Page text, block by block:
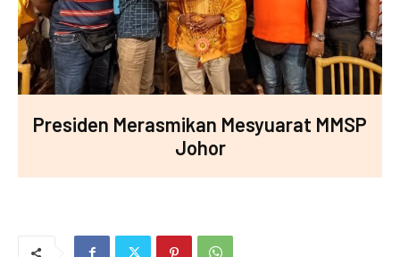
Presiden Merasmikan Mesyuarat MMSP
Johor